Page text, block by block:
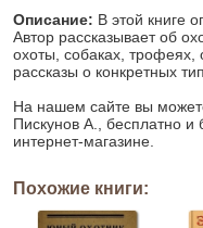
Описание: В этой книге
Автор рассказывает об
охоты, собаках, трофеях,
рассказы о конкретных
На нашем сайте вы
Пискунов А., бесплатно и
интернет-магазине.
Похожие книги: